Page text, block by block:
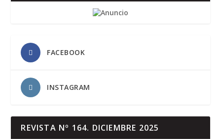
FACEBOOK
INSTAGRAM
REVISTA Nº 164. DICIEMBRE 2025